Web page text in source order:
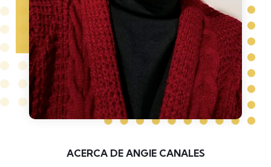
ACERCA DE ANGIE CANALES